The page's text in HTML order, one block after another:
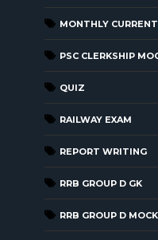
MONTHLY
PSC CLERKSHIP
QUIZ
RAILWAY EXAM
REPORT WRITING
RRB GROUP D GK
RRB GROUP D